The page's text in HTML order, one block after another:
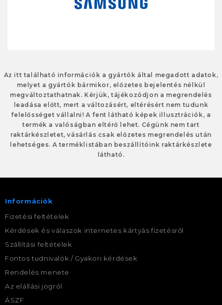
Az itt található információk a gyártók által megadott adatok,
melyet a gyártók bármikor, előzetes bejelentés nélkül
megváltoztathatnak. Kérjük, tájékozódjon a megrendelés
leadása előtt, mert a változásért, eltérésért nem tudunk
felelősséget vállalni! A fent látható képek illusztrációk, a
termék a valóságban eltérő lehet. Cégünk nem tart
raktárkészletet, vásárlás csak előzetes megrendelés után
lehetséges. A terméklistában beszállítóink raktárkészlete
látható.
Információk
Fizetési feltételek
Kérdések és válaszok internetes kártyás fizetésről
Szállítási feltételek
Fontos tudnivalók / Gyakori kérdések
Rendelés menete
Az elállási jogról
ÁSZF